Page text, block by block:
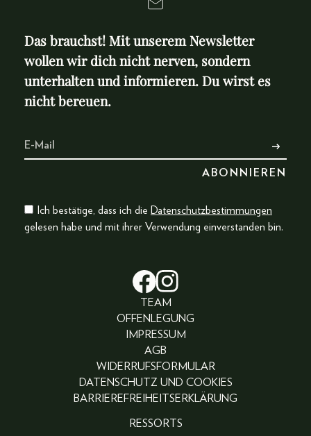
Das brauchst! Mit unserem Newsletter
wollen wir dich nicht nerven, sondern
unterhalten und informieren. Du wirst es
nicht bereuen.
Ich bestätige, dass ich die Datenschutzbestimmungen
gelesen habe und mit ihrer Verwendung einverstanden bin.
TEAM
OFFENLEGUNG
IMPRESSUM
AGB
WIDERRUFSFORMULAR
DATENSCHUTZ UND COOKIES
BARRIEREFREIHEITSERKLÄRUNG
RESSORTS